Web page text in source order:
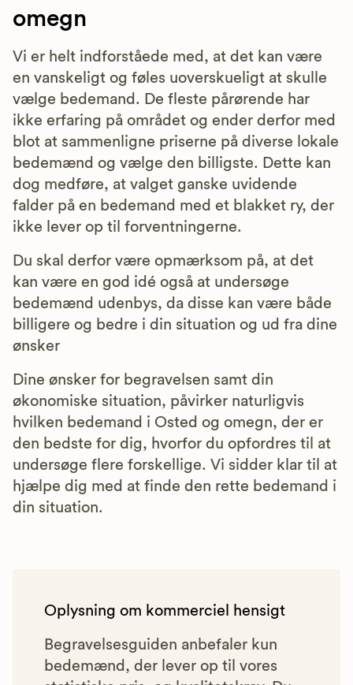
omegn
Vi er helt indforståede med, at det kan være
en vanskeligt og føles uoverskueligt at skulle
vælge bedemand. De fleste pårørende har
ikke erfaring på området og ender derfor med
blot at sammenligne priserne på diverse lokale
bedemænd og vælge den billigste. Dette kan
dog medføre, at valget ganske uvidende
falder på en bedemand med et blakket ry, der
ikke lever op til forventningerne.
Du skal derfor være opmærksom på, at det
kan være en god idé også at undersøge
bedemænd udenbys, da disse kan være både
billigere og bedre i din situation og ud fra dine
ønsker
Dine ønsker for begravelsen samt din
økonomiske situation, påvirker naturligvis
hvilken bedemand i Osted og omegn, der er
den bedste for dig, hvorfor du opfordres til at
undersøge flere forskellige. Vi sidder klar til at
hjælpe dig med at finde den rette bedemand i
din situation.
Oplysning om kommerciel hensigt
Begravelsesguiden anbefaler kun
bedemænd, der lever op til vores